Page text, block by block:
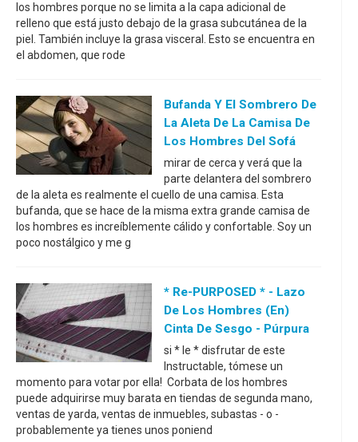
los hombres porque no se limita a la capa adicional de
relleno que está justo debajo de la grasa subcutánea de la
piel. También incluye la grasa visceral. Esto se encuentra en
el abdomen, que rode
Bufanda Y El Sombrero De
La Aleta De La Camisa De
Los Hombres Del Sofá
mirar de cerca y verá que la
parte delantera del sombrero
de la aleta es realmente el cuello de una camisa. Esta
bufanda, que se hace de la misma extra grande camisa de
los hombres es increíblemente cálido y confortable. Soy un
poco nostálgico y me g
* Re-PURPOSED * - Lazo
De Los Hombres (en)
Cinta De Sesgo - Púrpura
si * le * disfrutar de este
Instructable, tómese un
momento para votar por ella! Corbata de los hombres
puede adquirirse muy barata en tiendas de segunda mano,
ventas de yarda, ventas de inmuebles, subastas - o -
probablemente ya tienes unos poniend